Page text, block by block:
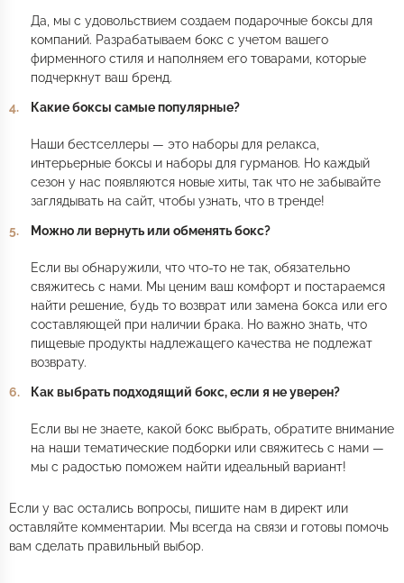
Да, мы с удовольствием создаем подарочные боксы для
компаний. Разрабатываем бокс с учетом вашего
фирменного стиля и наполняем его товарами, которые
подчеркнут ваш бренд.
Какие боксы самые популярные?
Наши бестселлеры — это наборы для релакса,
интерьерные боксы и наборы для гурманов. Но каждый
сезон у нас появляются новые хиты, так что не забывайте
заглядывать на сайт, чтобы узнать, что в тренде!
Можно ли вернуть или обменять бокс?
Если вы обнаружили, что что-то не так, обязательно
свяжитесь с нами. Мы ценим ваш комфорт и постараемся
найти решение, будь то возврат или замена бокса или его
составляющей при наличии брака. Но важно знать, что
пищевые продукты надлежащего качества не подлежат
возврату.
Как выбрать подходящий бокс, если я не уверен?
Если вы не знаете, какой бокс выбрать, обратите внимание
на наши тематические подборки или свяжитесь с нами —
мы с радостью поможем найти идеальный вариант!
Если у вас остались вопросы, пишите нам в директ или
оставляйте комментарии. Мы всегда на связи и готовы помочь
вам сделать правильный выбор.